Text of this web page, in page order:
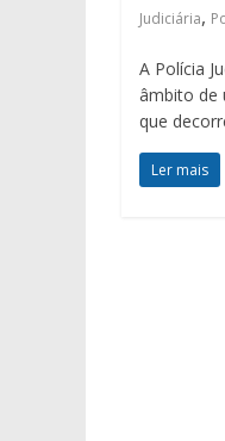
Judiciária,
A Polícia
âmbito de
que
Ler mais